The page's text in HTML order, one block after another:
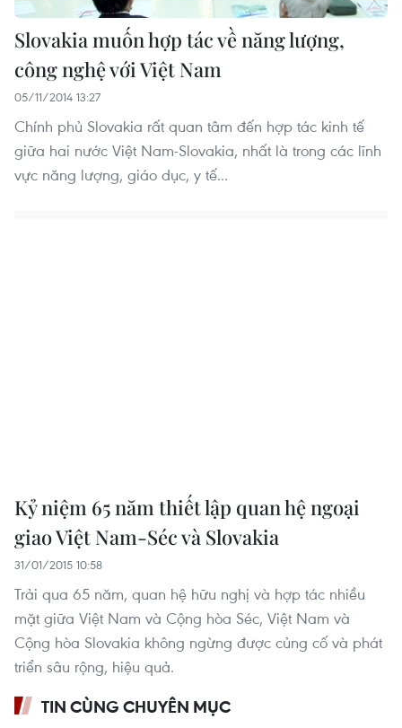
Slovakia muốn hợp tác về năng lượng,
công nghệ với Việt Nam
05/11/2014 13:27
Chính phủ Slovakia rất quan tâm đến hợp tác kinh tế
giữa hai nước Việt Nam-Slovakia, nhất là trong các lĩnh
vực năng lượng, giáo dục, y tế...
Kỷ niệm 65 năm thiết lập quan hệ ngoại
giao Việt Nam-Séc và Slovakia
31/01/2015 10:58
Trải qua 65 năm, quan hệ hữu nghị và hợp tác nhiều
mặt giữa Việt Nam và Cộng hòa Séc, Việt Nam và
Cộng hòa Slovakia không ngừng được củng cố và phát
triển sâu rộng, hiệu quả.
TIN CÙNG CHUYÊN MỤC